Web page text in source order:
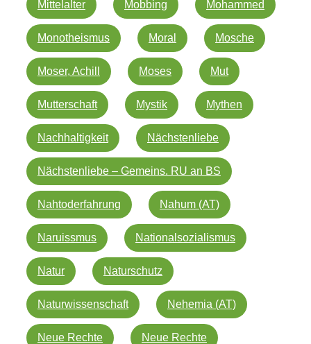
Mittelalter Mobbing Mohammed
Monotheismus Moral Mosche
Moser, Achill Moses Mut
Mutterschaft Mystik Mythen
Nachhaltigkeit Nächstenliebe
Nächstenliebe – Gemeins. RU an BS
Nahtoderfahrung Nahum (AT)
Naruissmus Nationalsozialismus
Natur Naturschutz
Naturwissenschaft Nehemia (AT)
Neue Rechte Neue Rechte